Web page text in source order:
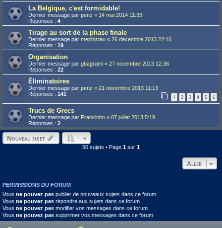
La Belgique, c'est formidable!
Dernier message par penz « 14 mai 2014 11:33
Réponses : 4
Tirage au sort de la phase finale
Dernier message par mephistau « 26 décembre 2013 22:16
Réponses : 19
Organisation
Dernier message par gbagrami « 27 novembre 2013 12:36
Réponses : 22
Éliminatoires
Dernier message par penz « 21 novembre 2013 11:13
Réponses : 141 1 2 3 4 5 6
Trucs de Grecs
Dernier message par Frankinho « 07 juillet 2013 5:19
Réponses : 2
Nouveau sujet
50 sujets • Page 1 sur 1
Aller
PERMISSIONS DU FORUM
Vous ne pouvez pas publier de nouveaux sujets dans ce forum
Vous ne pouvez pas répondre aux sujets dans ce forum
Vous ne pouvez pas modifier vos messages dans ce forum
Vous ne pouvez pas supprimer vos messages dans ce forum